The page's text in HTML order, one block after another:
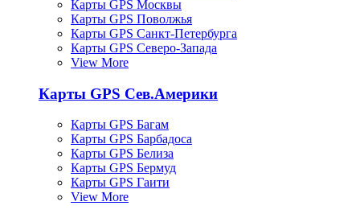
Карты GPS Москвы
Карты GPS Поволжья
Карты GPS Санкт-Петербурга
Карты GPS Северо-Запада
View More
Карты GPS Сев.Америки
Карты GPS Багам
Карты GPS Барбадоса
Карты GPS Белиза
Карты GPS Бермуд
Карты GPS Гаити
View More